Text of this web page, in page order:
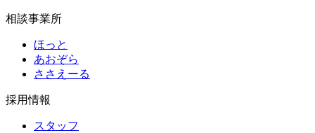
相談事業所
ほっと
あおぞら
ささえーる
採用情報
スタッフ